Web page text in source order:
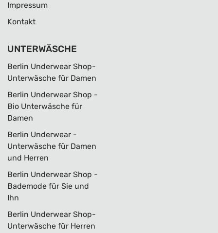
Impressum
Kontakt
UNTERWÄSCHE
Berlin Underwear Shop-
Unterwäsche für Damen
Berlin Underwear Shop -
Bio Unterwäsche für
Damen
Berlin Underwear -
Unterwäsche für Damen
und Herren
Berlin Underwear Shop -
Bademode für Sie und
Ihn
Berlin Underwear Shop-
Unterwäsche für Herren